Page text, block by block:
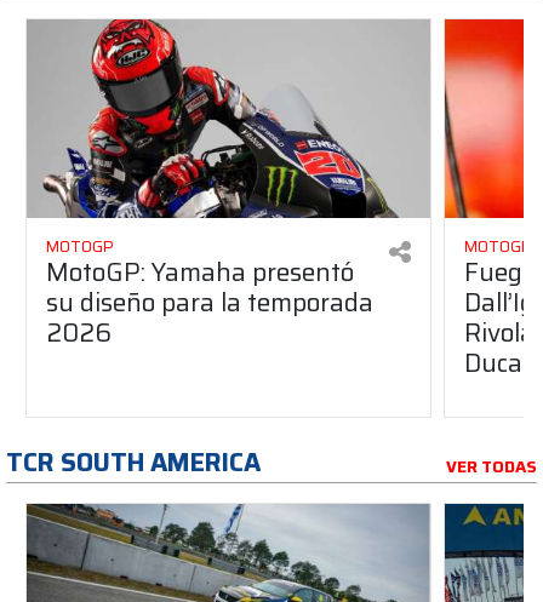
MOTOGP
MotoGP: Yamaha presentó
su diseño para la temporada
2026
MOTOGP
Ducati
TCR SOUTH AMERICA VER TODAS